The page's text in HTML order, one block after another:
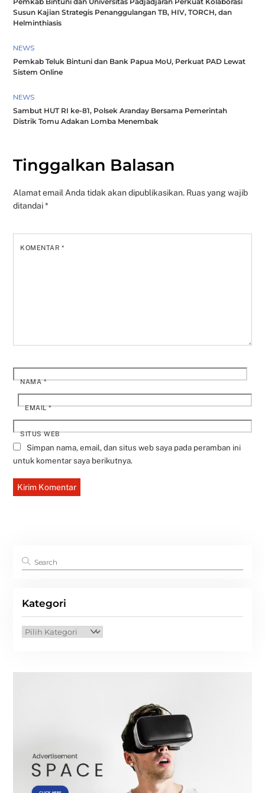
Susun Kajian Strategis Penanggulangan TB, HIV, TORCH, dan
Helminthiasis
NEWS
Pemkab Teluk Bintuni dan Bank Papua MoU, Perkuat PAD Lewat
Sistem Online
NEWS
Sambut HUT RI ke-81, Polsek Aranday Bersama Pemerintah
Distrik Tomu Adakan Lomba Menembak
Tinggalkan Balasan
Alamat email Anda tidak akan dipublikasikan. Ruas yang wajib
ditandai*
KOMENTAR*
NAMA*
EMAIL*
SITUS WEB
Simpan nama, email, dan situs web saya pada peramban ini
untuk komentar saya berikutnya.
Kategori
Kategori